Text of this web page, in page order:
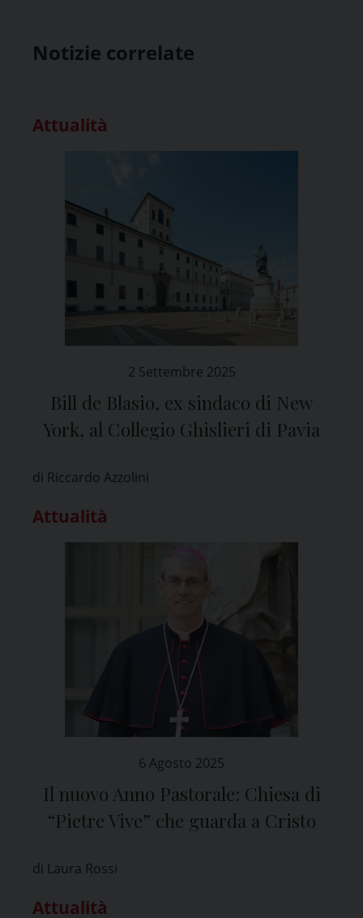
Notizie correlate
Attualità
2 Settembre 2025
Bill de Blasio, ex sindaco di New
York, al Collegio Ghislieri di Pavia
di Riccardo Azzolini
Attualità
6 Agosto 2025
Il nuovo Anno Pastorale: Chiesa di
“Pietre Vive” che guarda a Cristo
di Laura Rossi
Attualità